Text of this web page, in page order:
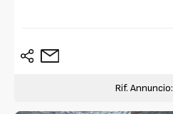
Rif. Annuncio: